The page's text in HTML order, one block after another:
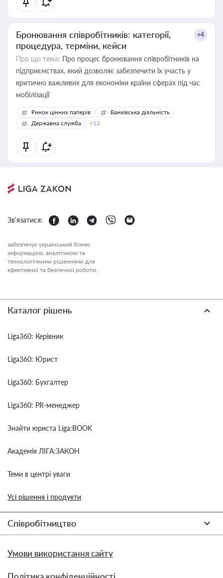
Бронювання співробітників: категорії,
процедура, терміни, кейси
+4
Про що тема: Про процес бронювання співробітників на
підприємствах, який дозволяє забезпечити їх участь у
критично важливих для економіки країни сферах під час
мобілізації
Ринок цінних паперів
Банківська діяльність
Державна служба
+13
Зв'язатися:
забезпечує український бізнес
інформацією, аналітикою та
технологічними рішеннями для
ефективної та безпечної роботи.
Каталог рішень
Liga360: Керівник
Liga360: Юрист
Liga360: Бухгалтер
Liga360: PR-менеджер
Знайти юриста Liga:BOOK
Академія ЛІГА:ЗАКОН
Теми в центрі уваги
Усі рішення і продукти
Співробітництво
Умови використання сайту